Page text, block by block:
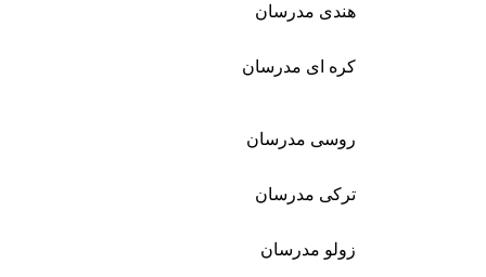
هندی مدرسان
کره ای مدرسان
روسی مدرسان
ترکی مدرسان
زولو مدرسان